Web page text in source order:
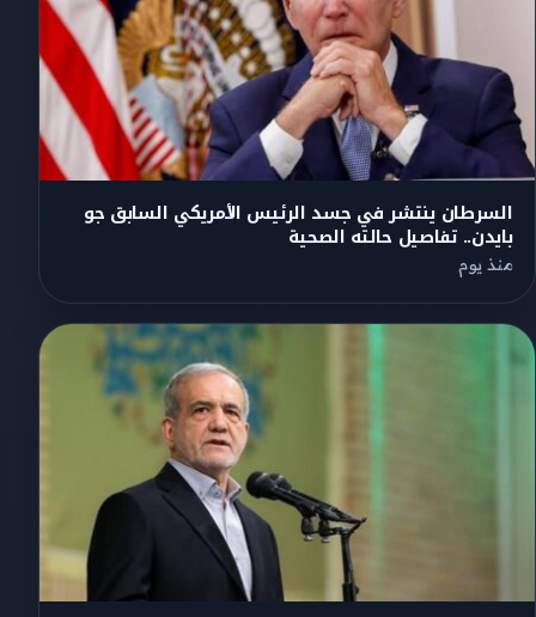
السرطان ينتشر في جسد الرئيس الأمريكي السابق جو
بايدن.. تفاصيل حالته الصحية
منذ يوم